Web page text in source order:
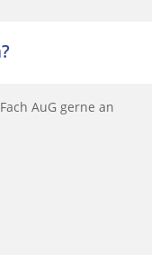
AuG gerne an